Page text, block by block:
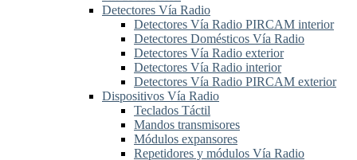
Detectores Vía Radio
Detectores Vía Radio PIRCAM interior
Detectores Domésticos Vía Radio
Detectores Vía Radio exterior
Detectores Vía Radio interior
Detectores Vía Radio PIRCAM exterior
Dispositivos Vía Radio
Teclados Táctil
Mandos transmisores
Módulos expansores
Repetidores y módulos Vía Radio